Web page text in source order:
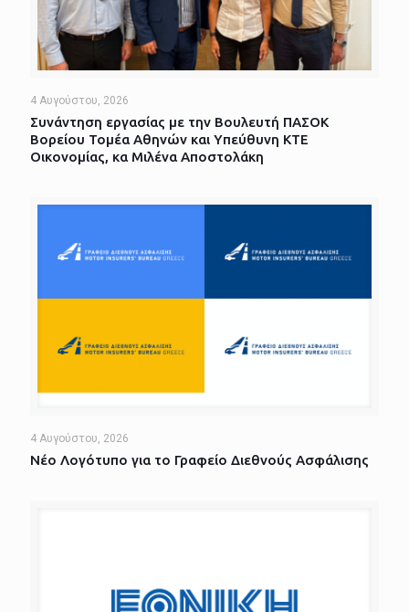
4 Αυγούστου, 2026
Συνάντηση εργασίας με την Βουλευτή ΠΑΣΟΚ
Βορείου Τομέα Αθηνών και Υπεύθυνη ΚΤΕ
Οικονομίας, κα Μιλένα Αποστολάκη
4 Αυγούστου, 2026
Νέο Λογότυπο για το Γραφείο Διεθνούς Ασφάλισης